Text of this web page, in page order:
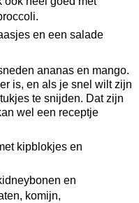
en een salade
ananas en mango.
is, en als je snel wilt zijn
te snijden. Dat zijn
wel een receptje
kipblokjes en
en
komijn,